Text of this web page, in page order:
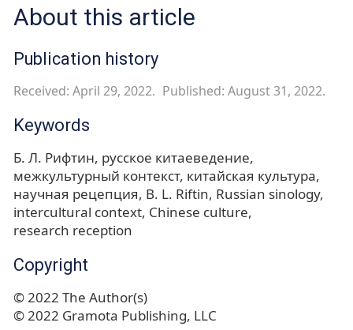
About this article
Publication history
Received: April 29, 2022. Published: August 31, 2022.
Keywords
Б. Л. Рифтин русское китаеведение
межкультурный контекст китайская культура
научная рецепция B. L. Riftin Russian sinology
intercultural context Chinese culture
research reception
Copyright
© 2022 The Author(s)
© 2022 Gramota Publishing, LLC